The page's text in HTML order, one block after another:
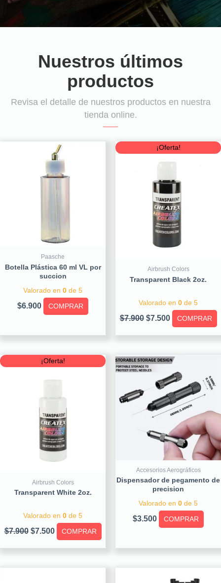
Nuestros últimos
productos
Revisa el detalle de nuestros productos en nuestra
tienda online.
Paasche
Botella Plástica 60 ml VL por
succion
Valorado en 0 de 5
$6.900 COMPRAR
¡Oferta!
Airbrush Colors
Transparent Black 2oz.
Valorado en 0 de 5
$7.900
Original
price
$7.500
Current
price
COMPRAR
¡Oferta!
Airbrush Colors
Transparent White 2oz.
Valorado en 0 de 5
$7.900
Original
price
was:
$7.500
Current
price
is:
COMPRAR
Accesorios Aerográficos
Dispensador de pegamento de
precision
Valorado en 0 de 5
$3.500 COMPRAR